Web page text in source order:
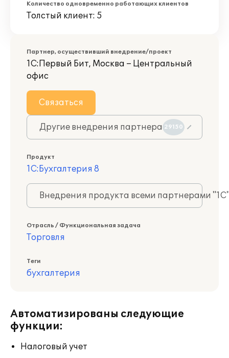
Количество одновременно работающих клиентов
Толстый клиент: 5
Партнер, осуществивший внедрение/проект
1С:Первый Бит, Москва – Центральный
офис
Связаться
Другие внедрения партнера 29150
Продукт
1С:Бухгалтерия 8
Внедрения продукта всеми партнерами
Отрасль / Функциональная задача
Торговля
Теги
бухгалтерия
Автоматизированы следующие
функции:
Налоговый учет